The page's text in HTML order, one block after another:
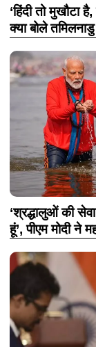
‘हिंदी तो मुखौटा
क्या बोले
‘श्रद्धालुओं की
हूं’, पीएम मोदी ने